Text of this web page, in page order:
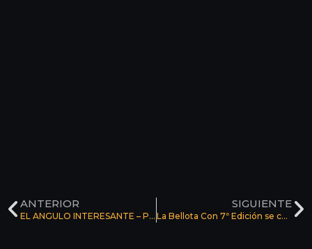
Prev
ANTERIOR
EL ANGULO INTERESANTE – Presentación BellotaCon 7, novedades y mucho más
SIGUIENTE
La Bellota Con 7ª Edición se celebrará según lo planeado